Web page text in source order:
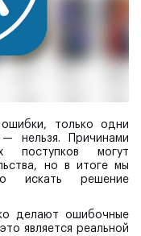
только одни
нельзя. Причинами
поступков могут
но в итоге мы
решение
делают ошибочные
является реальной